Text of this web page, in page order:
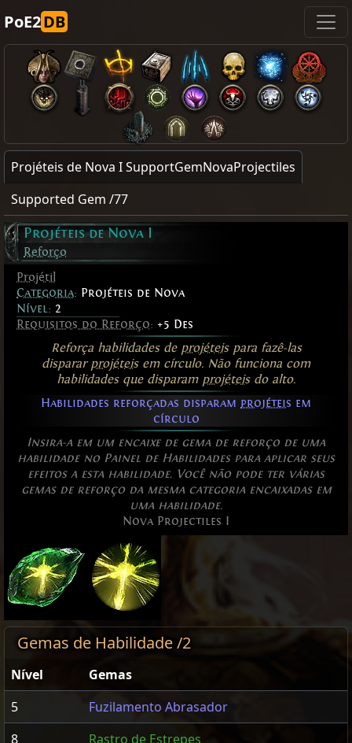
PoE2DB
Projéteis de Nova I SupportGemNovaProjectiles
Supported Gem /77
Projéteis de Nova I
Reforço
Projétil
Categoria: Projéteis de Nova
Nível: 2
Requisitos do Reforço: +5 Des
Reforça habilidades de projéteispara fazê-las
dispararprojéteisem círculo. Não funciona com
habilidades que disparam projéteisdo alto.
Habilidades reforçadas disparam projéteis em
círculo
Insira-a em um encaixe de gema de reforço de uma
habilidade no Painel de Habilidades para aplicar seus
efeitos a esta habilidade. Você não pode ter várias
gemas de reforço da mesma categoria encaixadas em
uma habilidade.
Nova Projectiles I
Gemas de Habilidade /2
Nível
Gemas
5
Fuzilamento Abrasador
8
Rastro de Estrepes